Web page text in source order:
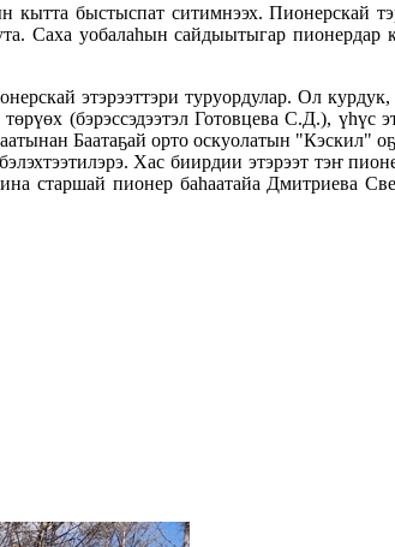
быстыспат ситимнээх. Пионерскай
Саха уобалаһын сайдыытыгар пионердар
этэрээттэри туруордулар. Ол
(бэрэссэдээтэл Готовцева С.Д.), үһүс
Баатаҕай орто оскуолатын "Кэскил"
Хас биирдии этэрээт тэҥ
старшай пионер баһаатайа Дмитриева